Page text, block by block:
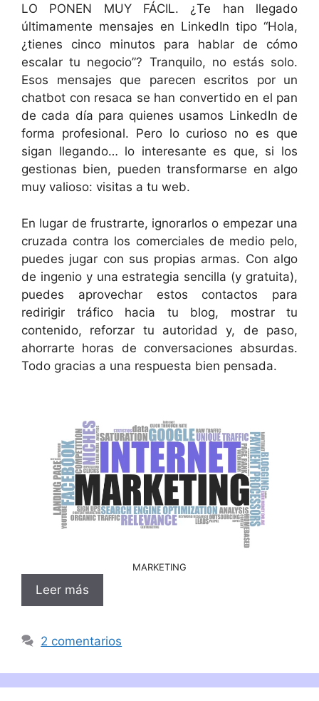
LO PONEN MUY FÁCIL. ¿Te han llegado
últimamente mensajes en LinkedIn tipo “Hola,
¿tienes cinco minutos para hablar de cómo
escalar tu negocio”? Tranquilo, no estás solo.
Esos mensajes que parecen escritos por un
chatbot con resaca se han convertido en el pan
de cada día para quienes usamos LinkedIn de
forma profesional. Pero lo curioso no es que
sigan llegando… lo interesante es que, si los
gestionas bien, pueden transformarse en algo
muy valioso: visitas a tu web.
En lugar de frustrarte, ignorarlos o empezar una
cruzada contra los comerciales de medio pelo,
puedes jugar con sus propias armas. Con algo
de ingenio y una estrategia sencilla (y gratuita),
puedes aprovechar estos contactos para
redirigir tráfico hacia tu blog, mostrar tu
contenido, reforzar tu autoridad y, de paso,
ahorrarte horas de conversaciones absurdas.
Todo gracias a una respuesta bien pensada.
MARKETING
Leer más
2 comentarios